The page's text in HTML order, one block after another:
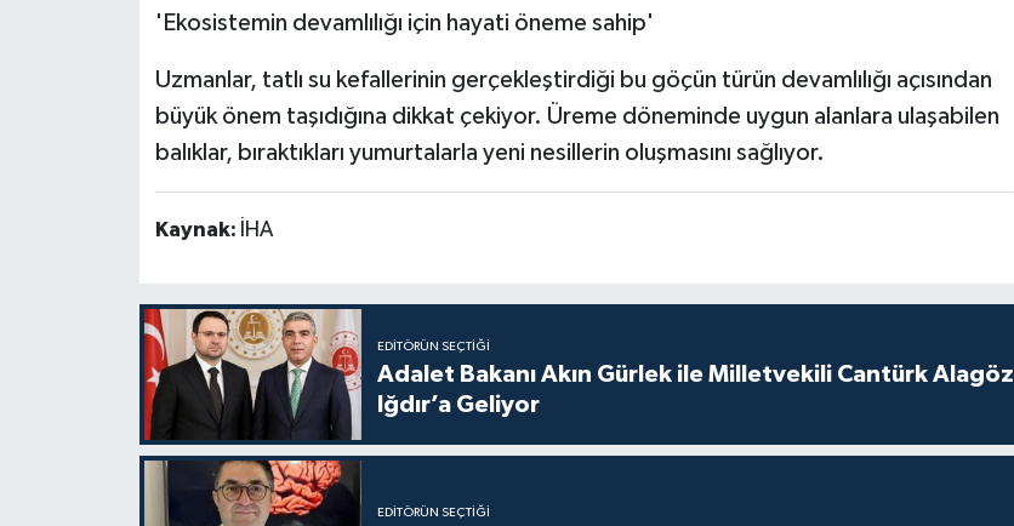
'Ekosistemin devamlılığı için hayati öneme sahip'
Uzmanlar, tatlı su kefallerinin gerçekleştirdiği bu göçün türün devamlılığı açısından
büyük önem taşıdığına dikkat çekiyor. Üreme döneminde uygun alanlara ulaşabilen
balıklar, bıraktıkları yumurtalarla yeni nesillerin oluşmasını sağlıyor.
Kaynak: İHA
EDITÖRÜN SEÇTIĞI
Adalet Bakanı Akın Gürlek ile Milletvekili Cantürk Alagöz
Iğdır’a Geliyor
EDITÖRÜN SEÇTIĞI